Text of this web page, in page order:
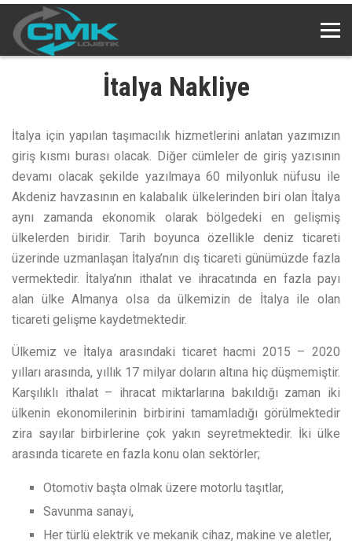
İtalya Nakliye
İtalya için yapılan taşımacılık hizmetlerini anlatan yazımızın
giriş kısmı burası olacak. Diğer cümleler de giriş yazısının
devamı olacak şekilde yazılmaya 60 milyonluk nüfusu ile
Akdeniz havzasının en kalabalık ülkelerinden biri olan İtalya
aynı zamanda ekonomik olarak bölgedeki en gelişmiş
ülkelerden biridir. Tarih boyunca özellikle deniz ticareti
üzerinde uzmanlaşan İtalya’nın dış ticareti günümüzde fazla
vermektedir. İtalya’nın ithalat ve ihracatında en fazla payı
alan ülke Almanya olsa da ülkemizin de İtalya ile olan
ticareti gelişme kaydetmektedir.
Ülkemiz ve İtalya arasındaki ticaret hacmi 2015 – 2020
yılları arasında, yıllık 17 milyar doların altına hiç düşmemiştir.
Karşılıklı ithalat – ihracat miktarlarına bakıldığı zaman iki
ülkenin ekonomilerinin birbirini tamamladığı görülmektedir
zira sayılar birbirlerine çok yakın seyretmektedir. İki ülke
arasında ticarete en fazla konu olan sektörler;
Otomotiv başta olmak üzere motorlu taşıtlar,
Savunma sanayi,
Her türlü elektrik ve mekanik cihaz, makine ve aletler,